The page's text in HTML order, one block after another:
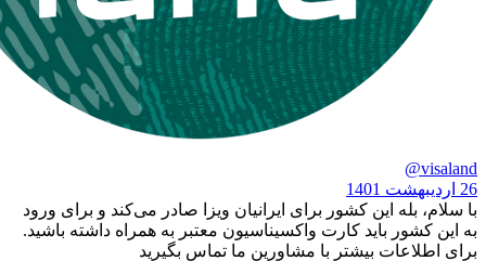
این کشور برای ایرانیان ویزا صادر می‌کند و برای ورود
باید کارت واکسیناسیون معتبر به همراه داشته باشید.
بیشتر با مشاورین ما تماس بگیرید